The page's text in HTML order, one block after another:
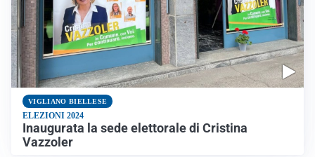
VIGLIANO BIELLESE
ELEZIONI 2024
Inaugurata la sede elettorale di Cristina
Vazzoler